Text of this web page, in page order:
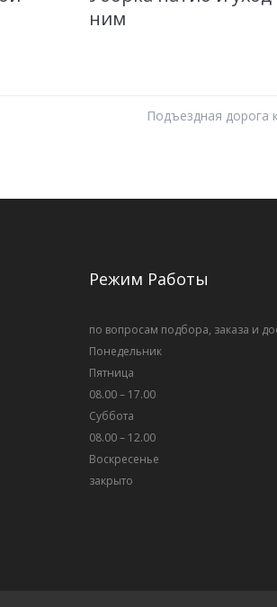
ним
Подъездная дорога
Режим Работы
по вопросам подбора, заказа и
Понедельник
Пятница
08.00 – 17.00
Суббота
08.00 – 12.00
Воскресенье
закрыто